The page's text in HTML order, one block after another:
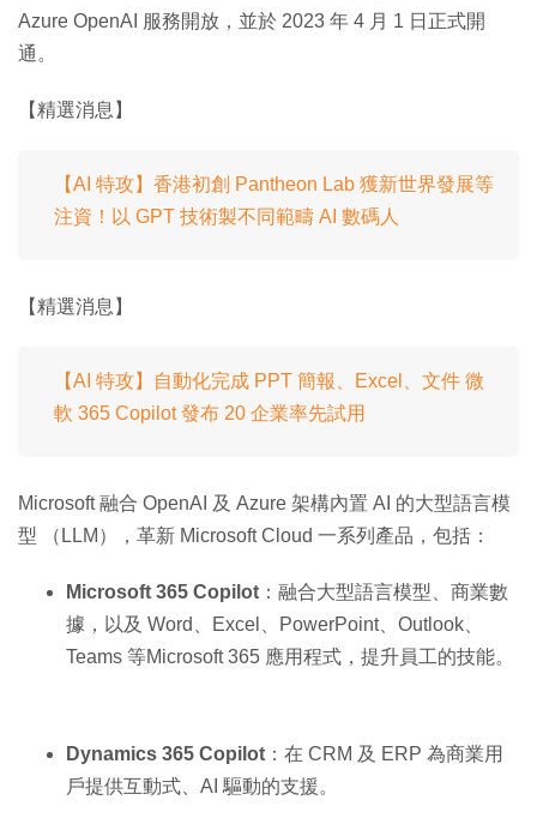
Azure OpenAI 服務開放，並於 2023 年 4 月 1 日正式開
通。
【精選消息】
【AI 特攻】香港初創 Pantheon Lab 獲新世界發展等
注資！以 GPT 技術製不同範疇 AI 數碼人
【精選消息】
【AI 特攻】自動化完成 PPT 簡報、Excel、文件 微
軟 365 Copilot 發布 20 企業率先試用
Microsoft 融合 OpenAI 及 Azure 架構內置 AI 的大型語言模
型 （LLM），革新 Microsoft Cloud 一系列產品，包括：
Microsoft 365 Copilot ：融合大型語言模型、商業數
據，以及 Word、Excel、PowerPoint、Outlook、
Teams 等Microsoft 365 應用程式，提升員工的技能。
Dynamics 365 Copilot ：在 CRM 及 ERP 為商業用
戶提供互動式、AI 驅動的支援。